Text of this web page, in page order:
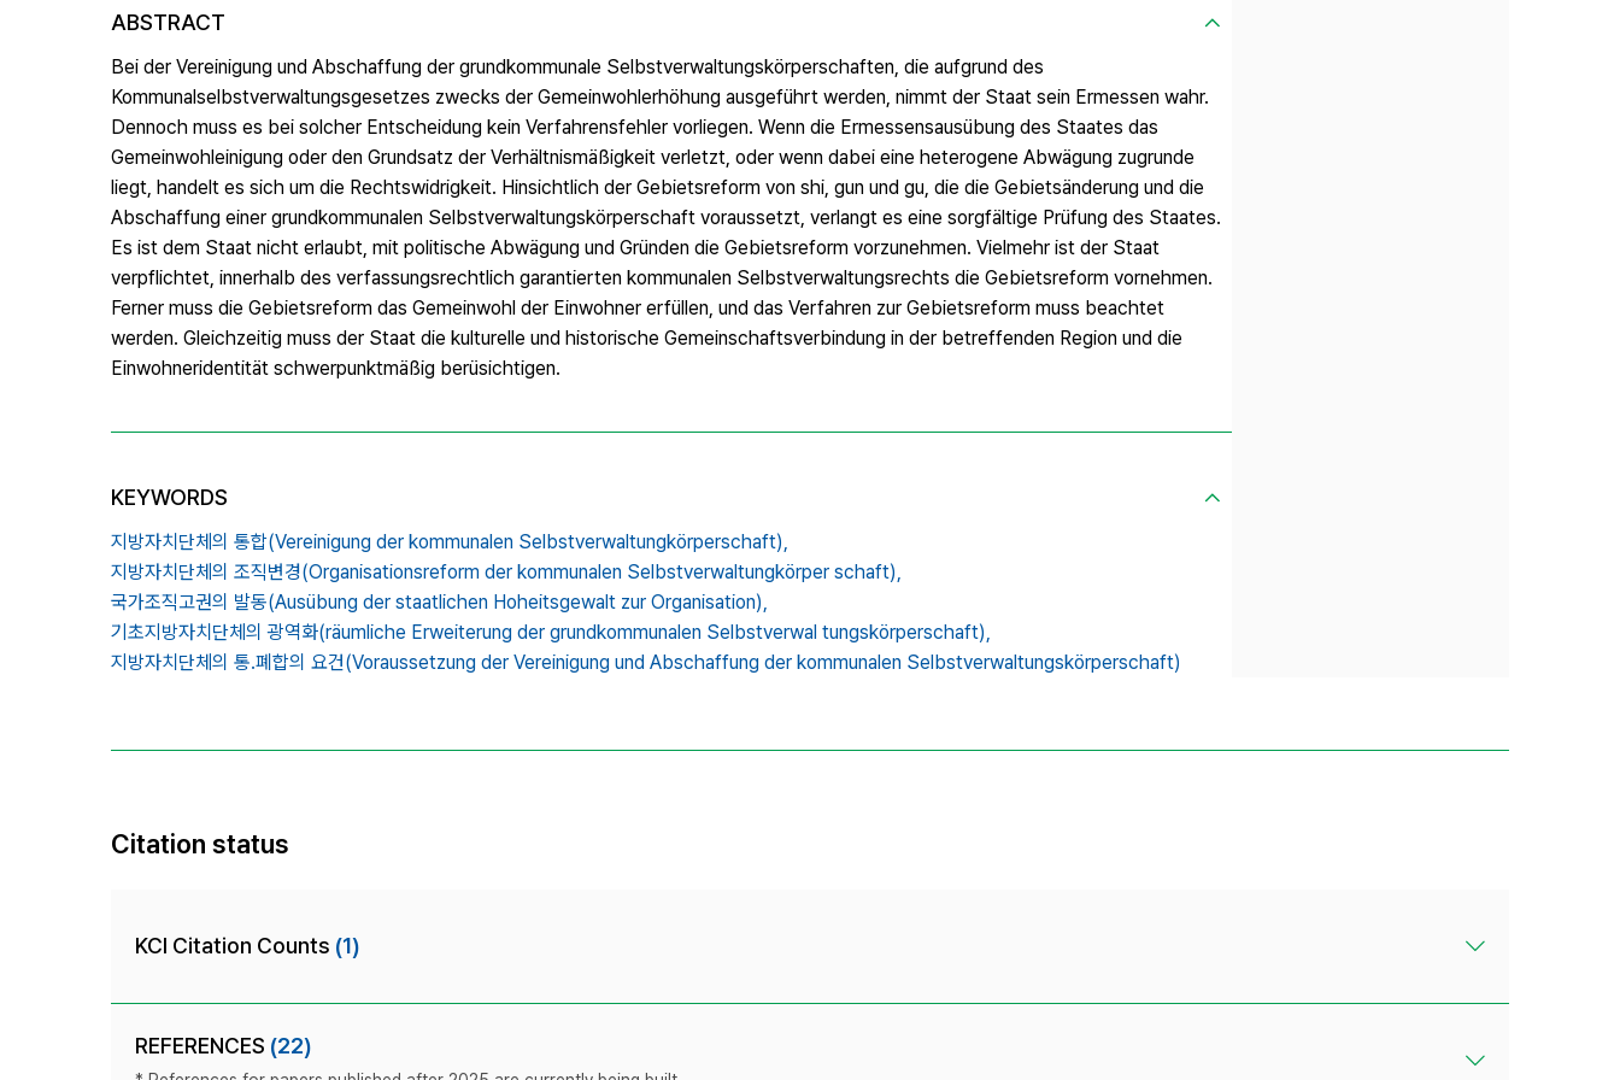
ABSTRACT
Bei der Vereinigung und Abschaffung der grundkommunale Selbstverwaltungskörperschaften, die aufgrund des
Kommunalselbstverwaltungsgesetzes zwecks der Gemeinwohlerhöhung ausgeführt werden, nimmt der Staat sein Ermessen wahr.
Dennoch muss es bei solcher Entscheidung kein Verfahrensfehler vorliegen. Wenn die Ermessensausübung des Staates das
Gemeinwohleinigung oder den Grundsatz der Verhältnismäßigkeit verletzt, oder wenn dabei eine heterogene Abwägung zugrunde
liegt, handelt es sich um die Rechtswidrigkeit. Hinsichtlich der Gebietsreform von shi, gun und gu, die die Gebietsänderung und die
Abschaffung einer grundkommunalen Selbstverwaltungskörperschaft voraussetzt, verlangt es eine sorgfältige Prüfung des Staates.
Es ist dem Staat nicht erlaubt, mit politische Abwägung und Gründen die Gebietsreform vorzunehmen. Vielmehr ist der Staat
verpflichtet, innerhalb des verfassungsrechtlich garantierten kommunalen Selbstverwaltungsrechts die Gebietsreform vornehmen.
Ferner muss die Gebietsreform das Gemeinwohl der Einwohner erfüllen, und das Verfahren zur Gebietsreform muss beachtet
werden. Gleichzeitig muss der Staat die kulturelle und historische Gemeinschaftsverbindung in der betreffenden Region und die
Einwohneridentität schwerpunktmäßig berüsichtigen.
KEYWORDS
지방자치단체의 통합(Vereinigung der kommunalen Selbstverwaltungkörperschaft),
지방자치단체의 조직변경(Organisationsreform der kommunalen Selbstverwaltungkörper schaft),
국가조직고권의 발동(Ausübung der staatlichen Hoheitsgewalt zur Organisation),
기초지방자치단체의 광역화(räumliche Erweiterung der grundkommunalen Selbstverwal tungskörperschaft),
지방자치단체의 통․폐합의 요건(Voraussetzung der Vereinigung und Abschaffung der kommunalen Selbstverwaltungskörperschaft)
Citation status
KCI Citation Counts (1)
REFERENCES (22)